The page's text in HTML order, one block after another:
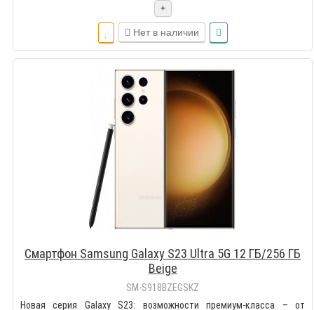
+
Нет в наличии
Смартфон Samsung Galaxy S23 Ultra 5G 12 ГБ/256 ГБ
Beige
SM-S918BZEGSKZ
Новая серия Galaxy S23: возможности премиум-класса – от